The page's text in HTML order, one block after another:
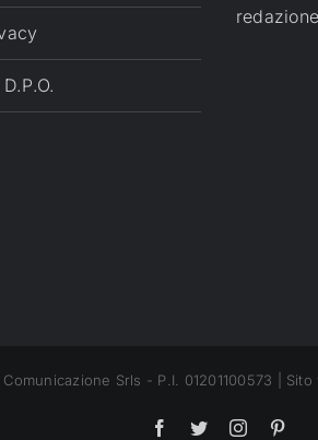
Srls - P.I. 01201100573 |
Facebook
TwitterInstagram